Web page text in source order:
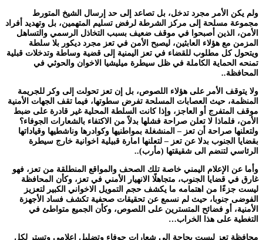
ولم يكن الأمر مجرد تدخل، بل تصاعد إلى حد إرسال الشيخ المتورط
مجموعة مسلحة إلى مركز الشرطة لرفض تسليم المتهمين، بل وتهديد أفراد
الأمن، الذين أصبحوا في موقف ضعيف بسبب التخاذل الرسمي والتساهل
المزمن مع هؤلاء العابثين، ليصبح الأمن في تعز مجرد ديكور بلا سلطة
ويتحول كل مطلوب للقضاء في تعز اليمنية إلى قضية وساطة وتدخلات قبلية
تمنحه الحماية الكاملة في ظل سيطرة ميليشيا الاخوان والحوثي في
المحافظة..
ولا يتوقف الأمر على هؤلاء اللصوص، بل إن تعز تحولت إلى وكر للجريمة
المنظمة، حيث العصابات المسلحة تفرض سطوتها، فيما تقف الجهات الأمنية
موقف المتفرج أو العاجز، وإذا كانت السلطة المحلية غير قادرة على ضبط
الأمن، فلماذا لا تعلن صراحة فشلها بدلاً من الاكتفاء بالشعارات الجوفاء؟
ولتعلنها صراحة أن تعز – المنشغلة بمواطنيها وكوادرها وناشطيها وقياداتها
بقضايا الجنوب بدلا عن تعز – لتعلنها امارة قبيلية اخوانية خارج سيطرة
الرئاسي لتنضم الى شقيقتها (مأرب)..
وأما عن الإعلام اليمني خاصة تلك الصحف والمواقع المنطلقة من تعز، فهو
غارق في قضايا الجنوب، متجاهلًا الانهيار الأمني في تعز، وكأن المحافظة
ليست جزءًا من اهتمامه ما يكشف حجم التمويل الاخواني الكبير لتعزيز
الفوضى جنوبا، حيث لم نسمع عن تحقيقات صحفية تكشف فساد الأجهزة
الأمنية، أو فضائح المتسترين على اللصوص، وكأن الجميع متواطئ في
التغطية على هذا الخراب…
محافظة تعز ليست بحاجة إلى شعارات جوفاء وتضليل اعلامي وتستر لكل